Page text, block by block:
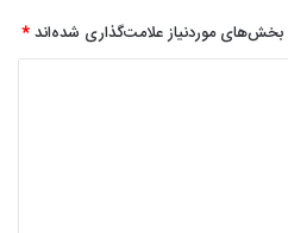
بخش‌های موردنیاز علامت‌گذاری شده‌اند*